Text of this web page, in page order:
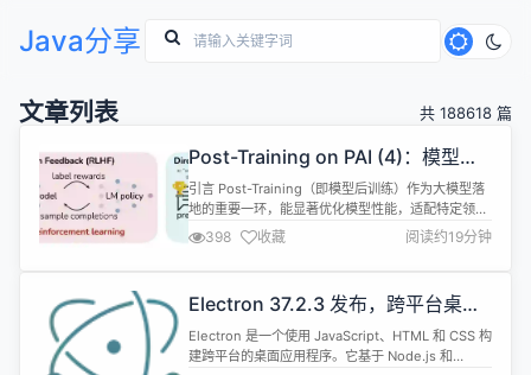
Java分享
文章列表 共 188618 篇
Post-Training on PAI (4)：模型微
调SFT、DPO、GRPO
引言 Post-Training（即模型后训练）作为大模型落
地的重要一环，能显著优化模型性能，适配特定领域
需求。相比于 Pre-Training（即模型预训练），
Post-Training 阶段对计算资源和数据资源需求更
小，更易迭代，因此备受推崇。 近期，我们将体系化
型蒸馏、数据预处理、SFT等方向的技术实...
398 收藏 阅读约19分钟
Electron 37.2.3 发布，跨平台桌面
应用开发工具
Electron 是一个使用 JavaScript、HTML 和 CSS 构
建跨平台的桌面应用程序。它基于 Node.js 和